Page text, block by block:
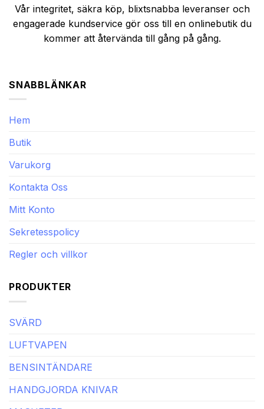
Vår integritet, säkra köp, blixtsnabba leveranser och
engagerade kundservice gör oss till en onlinebutik du
kommer att återvända till gång på gång.
SNABBLÄNKAR
Hem
Butik
Varukorg
Kontakta Oss
Mitt Konto
Sekretesspolicy
Regler och villkor
PRODUKTER
SVÄRD
LUFTVAPEN
BENSINTÄNDARE
HANDGJORDA KNIVAR